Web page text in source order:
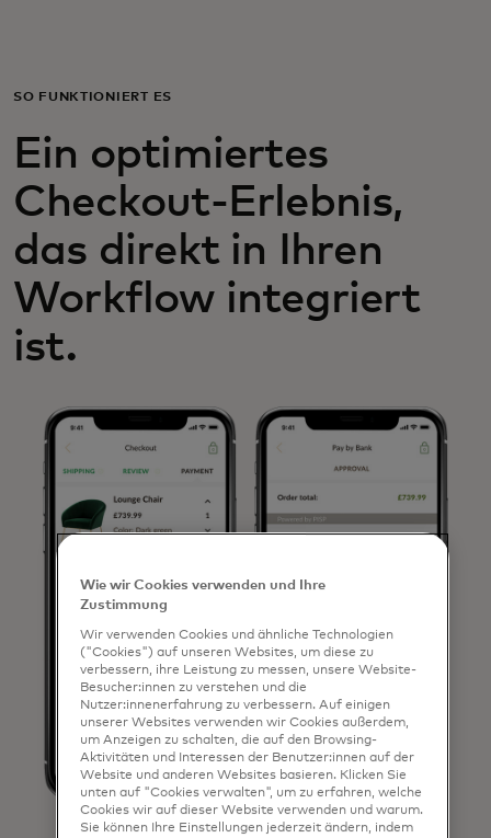
SO FUNKTIONIERT ES
Ein optimiertes
Checkout-Erlebnis,
das direkt in Ihren
Workflow integriert
ist.
Wie wir Cookies verwenden und Ihre
Zustimmung
Wir verwenden Cookies und ähnliche Technologien
("Cookies") auf unseren Websites, um diese zu
verbessern, ihre Leistung zu messen, unsere Website-
Besucher:innen zu verstehen und die
Nutzer:innenerfahrung zu verbessern. Auf einigen
unserer Websites verwenden wir Cookies außerdem,
um Anzeigen zu schalten, die auf den Browsing-
Aktivitäten und Interessen der Benutzer:innen auf der
Website und anderen Websites basieren. Klicken Sie
unten auf "Cookies verwalten", um zu erfahren, welche
Cookies wir auf dieser Website verwenden und warum.
Sie können Ihre Einstellungen jederzeit ändern, indem